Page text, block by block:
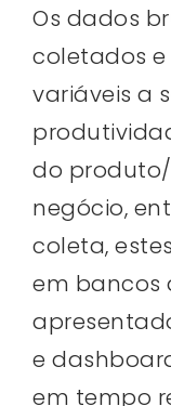
Os dados
coletados
variáveis a
do
negócio,
coleta,
em bancos
e
em tempo